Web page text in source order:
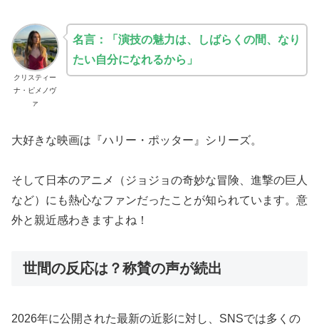
クリスティー
ナ・ピメノヴ
ァ
名言：
「演技の魅力は、しばらくの間、なり
たい自分になれるから」
大好きな映画は『ハリー・ポッター』シリーズ。
そして日本のアニメ（ジョジョの奇妙な冒険、進撃の巨人
など）にも熱心なファンだったことが知られています。意
外と親近感わきますよね！
世間の反応は？称賛の声が続出
2026年に公開された最新の近影に対し、SNSでは多くの